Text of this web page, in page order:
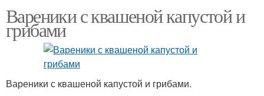
Вареники с квашеной капустой и
грибами
Вареники с квашеной капустой и грибами.